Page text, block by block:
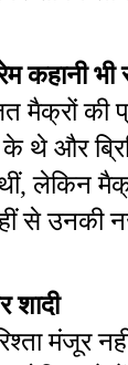
कहानी भी
मैक्रों की
के थे और
लेकिन
से उनकी
शादी
मंजूर